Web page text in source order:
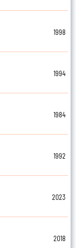
1998
1994
1984
1992
2023
2018